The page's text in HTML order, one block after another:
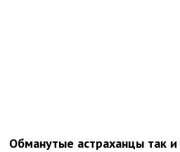
Обманутые астраханцы так и